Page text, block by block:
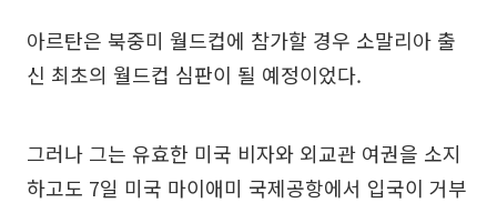
아르탄은 북중미 월드컵에 참가할 경우 소말리아 출
신 최초의 월드컵 심판이 될 예정이었다.
그러나 그는 유효한 미국 비자와 외교관 여권을 소지
하고도 7일 미국 마이애미 국제공항에서 입국이 거부